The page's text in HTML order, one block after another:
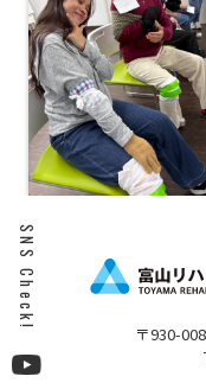
SNS Check!
〒930-